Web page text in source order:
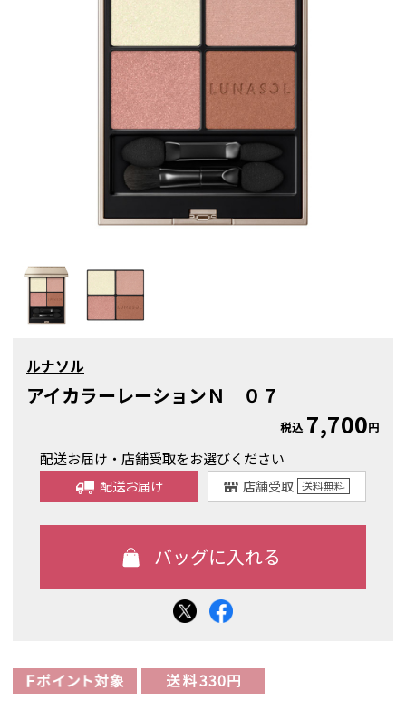
ルナソル
アイカラーレーションＮ ０７
税込 7,700円
配送お届け・店舗受取をお選びください
配送お届け 店舗受取 送料無料